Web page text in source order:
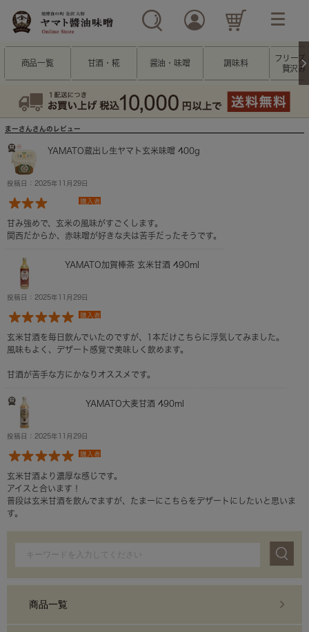
商品一覧 甘酒・糀 醤油・味噌 調味料
フリーズ
贅沢み
まーさんさんのレビュー
YAMATO蔵出し生ヤマト玄米味噌 400g
投稿日：2025年11月29日
購入者
甘み強めで、玄米の風味がすごくします。
関西だからか、赤味噌が好きな夫は苦手だったそうです。
YAMATO加賀棒茶 玄米甘酒 490ml
投稿日：2025年11月29日
購入者
玄米甘酒を毎日飲んでいたのですが、1本だけこちらに浮気してみました。
風味もよく、デザート感覚で美味しく飲めます。
甘酒が苦手な方にかなりオススメです。
YAMATO大麦甘酒 490ml
投稿日：2025年11月29日
購入者
玄米甘酒より濃厚な感じです。
アイスと合います！
普段は玄米甘酒を飲んでますが、たまーにこちらをデザートにしたいと思いま
す。
商品一覧